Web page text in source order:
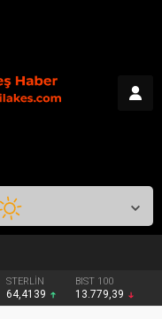
STERLİN
64,4139
BIST 100
13.779,39